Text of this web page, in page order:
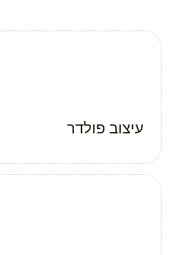
עיצוב פולדר